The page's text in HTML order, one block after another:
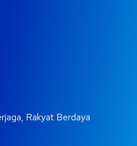
Rakyat Berdaya